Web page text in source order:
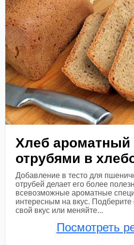
Хлеб ароматный
отрубями в
Добавление в тесто для
отрубей делает его более
всевозможные ароматные
интересным на вкус. Подберите
свой вкус или меняйте...
Посмотреть